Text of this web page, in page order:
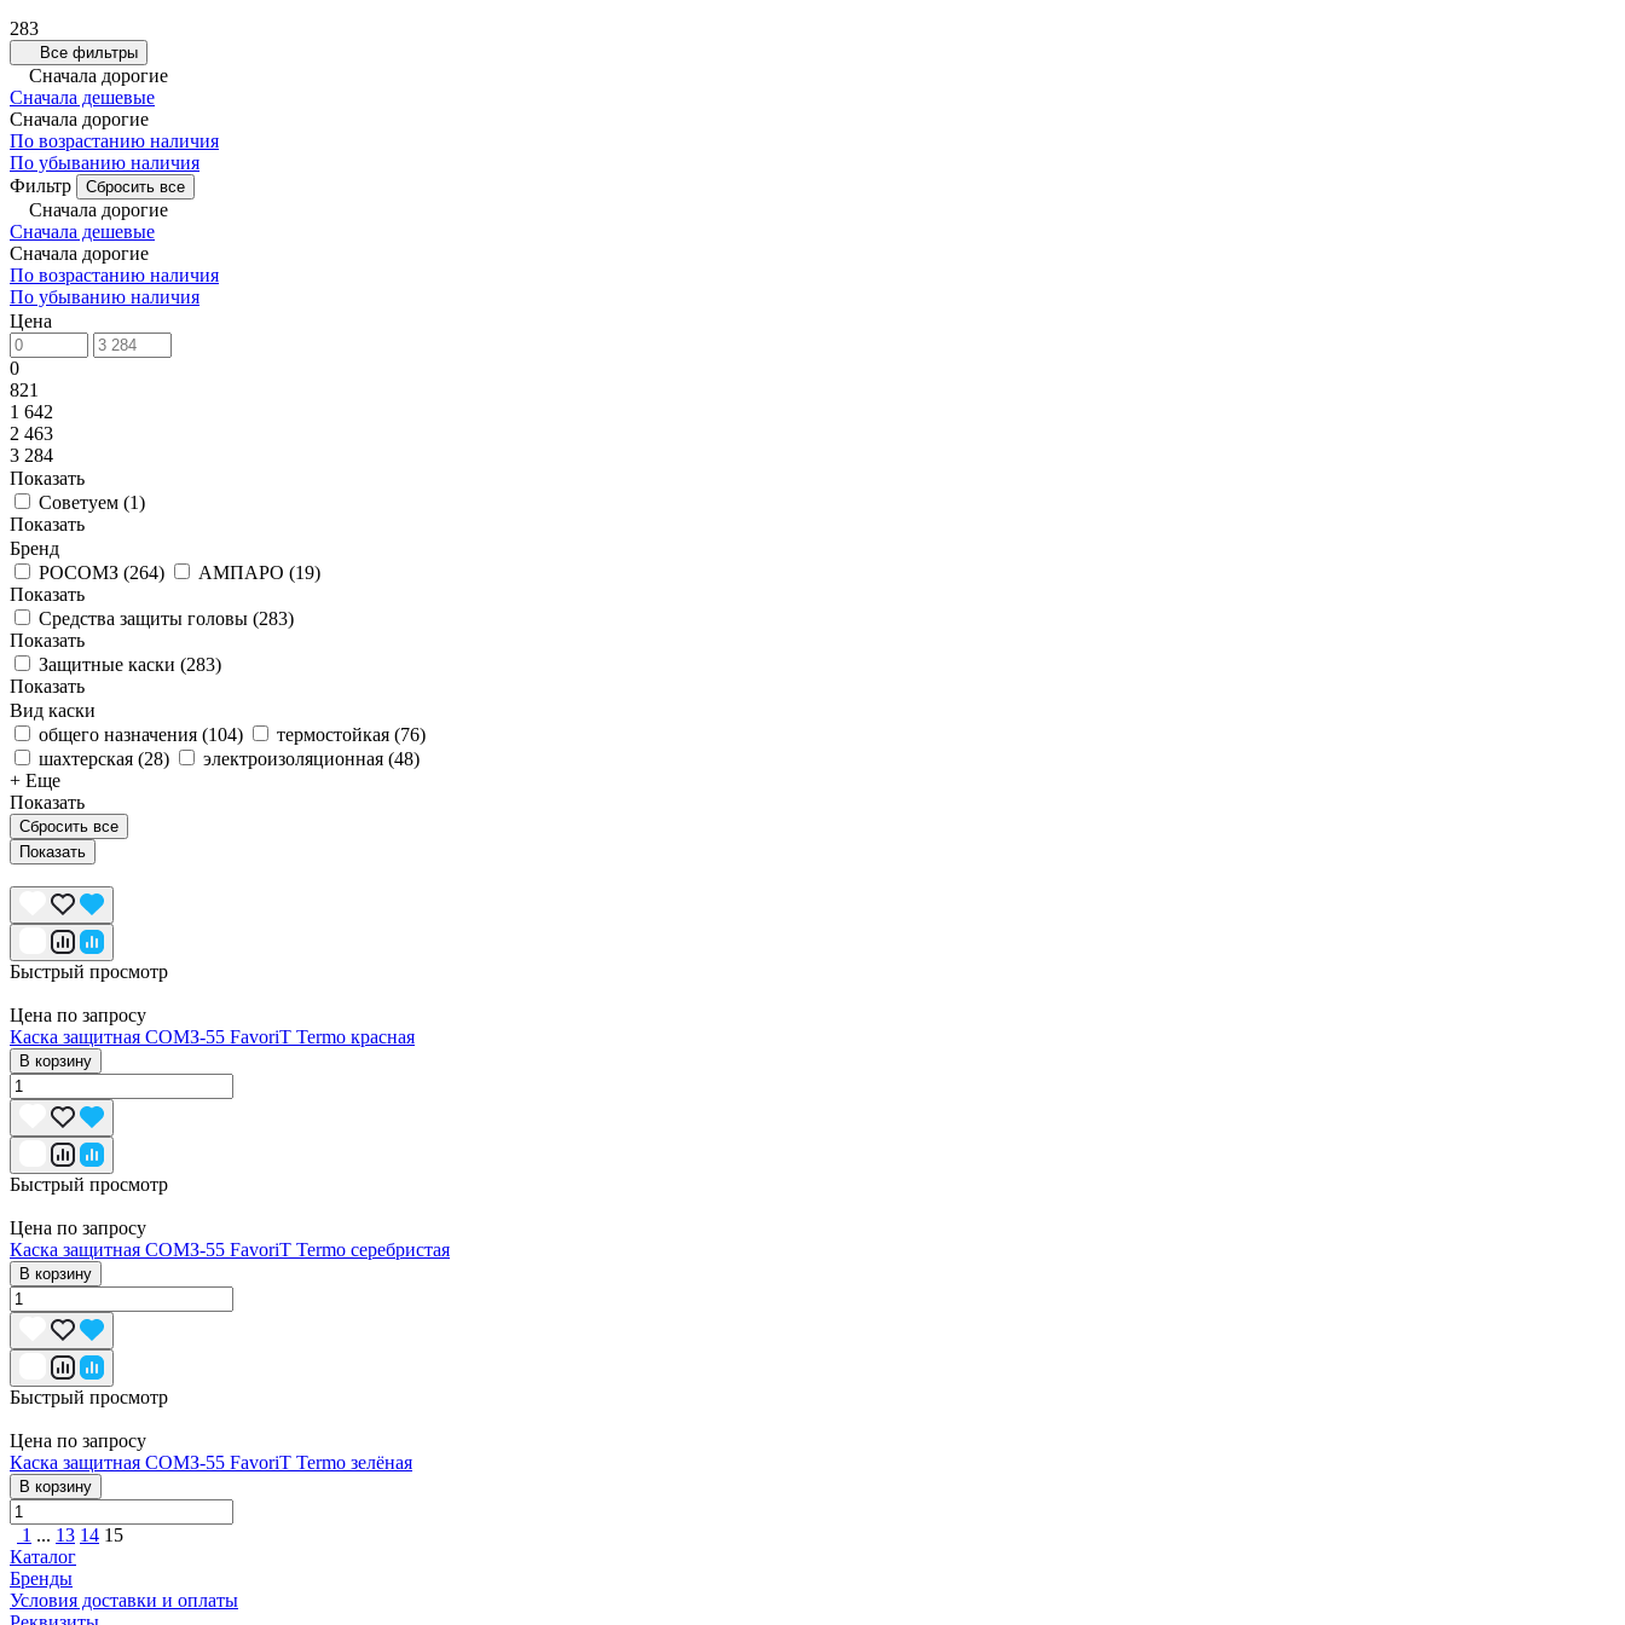
283
Все фильтры
Сначала дорогие
Сначала дешевые
Сначала дорогие
По возрастанию наличия
По убыванию наличия
Фильтр
Сбросить все
Сначала дорогие
Сначала дешевые
Сначала дорогие
По возрастанию наличия
По убыванию наличия
Цена
0
821
1 642
2 463
3 284
Показать
Советуем (1)
Показать
Бренд
РОСОМЗ (264) АМПАРО (19)
Показать
Средства защиты головы (283)
Показать
Защитные каски (283)
Показать
Вид каски
общего назначения (104) термостойкая (76)
шахтерская (28) электроизоляционная (48)
+ Еще
Показать
Сбросить все
Быстрый просмотр
Цена по запросу
Каска защитная СОМЗ-55 FavoriT Termo красная
В корзину
Быстрый просмотр
Цена по запросу
Каска защитная СОМЗ-55 FavoriT Termo серебристая
В корзину
Быстрый просмотр
Цена по запросу
Каска защитная СОМЗ-55 FavoriT Termo зелёная
В корзину
1 ... 13 14 15
Каталог
Бренды
Условия доставки и оплаты